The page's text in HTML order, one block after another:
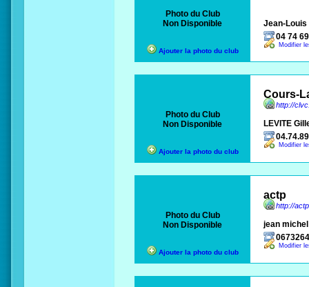
Photo du Club
Non Disponible
Ajouter la photo du club
Jean-Louis
04 74
Modifier
Photo du Club
Non Disponible
Ajouter la photo du club
Cours-
http://
LEVITE
Modifier
Photo du Club
Non Disponible
Ajouter la photo du club
actp
http://
jean
Modifier